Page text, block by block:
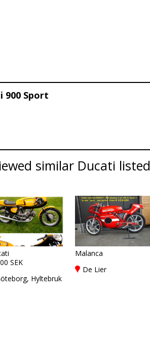
900 Sport
similar Ducati listed
SEK
Hyltebruk
Malanca
De Lier